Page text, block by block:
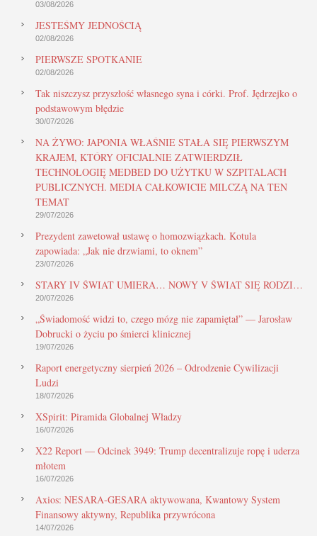
03/08/2026
JESTEŚMY JEDNOŚCIĄ
02/08/2026
PIERWSZE SPOTKANIE
02/08/2026
Tak niszczysz przyszłość własnego syna i córki. Prof. Jędrzejko o
podstawowym błędzie
30/07/2026
NA ŻYWO: JAPONIA WŁAŚNIE STAŁA SIĘ PIERWSZYM
KRAJEM, KTÓRY OFICJALNIE ZATWIERDZIŁ
TECHNOLOGIĘ MEDBED DO UŻYTKU W SZPITALACH
PUBLICZNYCH. MEDIA CAŁKOWICIE MILCZĄ NA TEN
TEMAT
29/07/2026
Prezydent zawetował ustawę o homozwiązkach. Kotula
zapowiada: „Jak nie drzwiami, to oknem”
23/07/2026
STARY IV ŚWIAT UMIERA… NOWY V ŚWIAT SIĘ RODZI…
20/07/2026
„Świadomość widzi to, czego mózg nie zapamiętał” — Jarosław
Dobrucki o życiu po śmierci klinicznej
19/07/2026
Raport energetyczny sierpień 2026 – Odrodzenie Cywilizacji
Ludzi
18/07/2026
XSpirit: Piramida Globalnej Władzy
16/07/2026
X22 Report — Odcinek 3949: Trump decentralizuje ropę i uderza
młotem
16/07/2026
Axios: NESARA-GESARA aktywowana, Kwantowy System
Finansowy aktywny, Republika przywrócona
14/07/2026